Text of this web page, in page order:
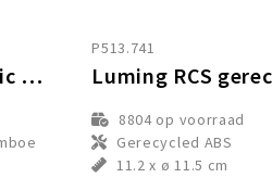
Pure Glow RCS rplastic USB-oplaadbare tafellamp
P513.741
8804op voorraad
Gerecycled ABS
11.2 x ø 11.5 cm